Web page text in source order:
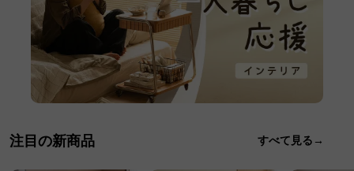
注目の新商品 すべて見る→